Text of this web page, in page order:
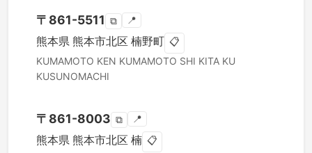
〒 861-5511 ⧉ 📍
熊本県 熊本市北区 楠野町 📋
KUMAMOTO KEN KUMAMOTO SHI KITA KU
KUSUNOMACHI
〒 861-8003 ⧉ 📍
熊本県 熊本市北区 楠 📋